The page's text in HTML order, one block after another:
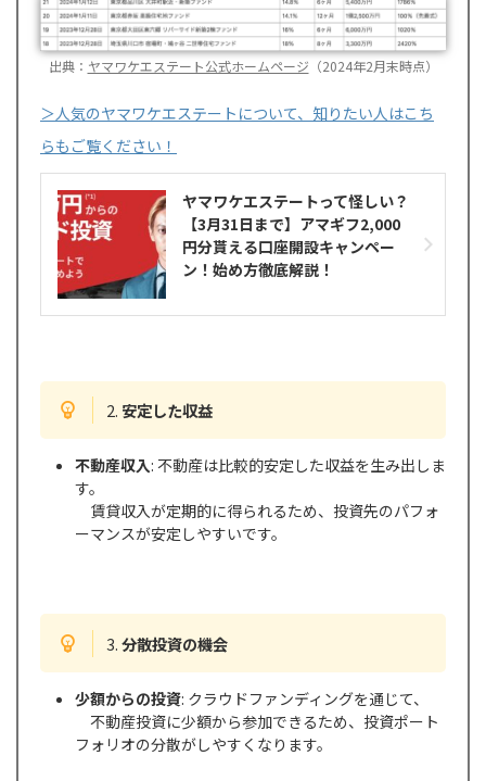
出典： ヤマワケエステート公式ホームページ （2024年2月末時点）
＞人気のヤマワケエステートについて、知りたい人はこち
らもご覧ください！
ヤマワケエステートって怪しい？
【3月31日まで】アマギフ2,000
円分貰える口座開設キャンペー
ン！始め方徹底解説！
2. 安定した収益
不動産収入: 不動産は比較的安定した収益を生み出しま
す。
賃貸収入が定期的に得られるため、投資先のパフォ
ーマンスが安定しやすいです。
3.分散投資の機会
少額からの投資: クラウドファンディングを通じて、
不動産投資に少額から参加できるため、投資ポート
フォリオの分散がしやすくなります。